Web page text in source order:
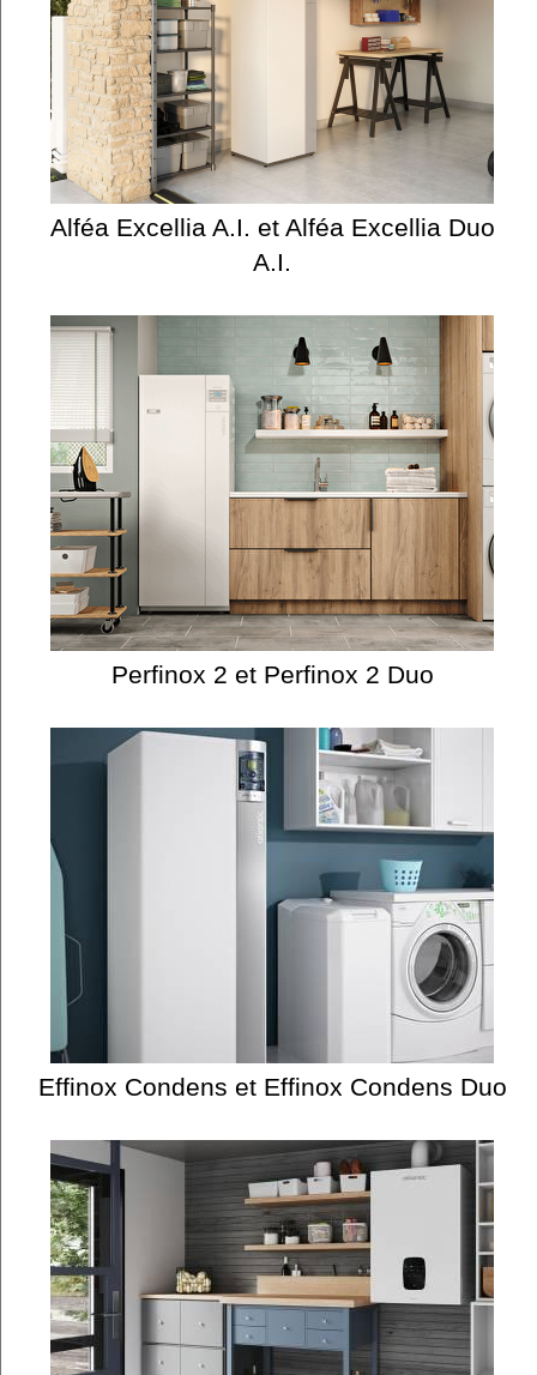
Alféa Excellia A.I. et Alféa Excellia Duo
A.I.
Perfinox 2 et Perfinox 2 Duo
Effinox Condens et Effinox Condens Duo